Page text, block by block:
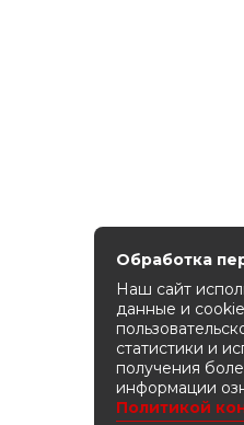
Обработка
Наш сайт
данные и
статистики и
получения
информации
Политикой